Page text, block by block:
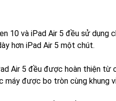
10 và iPad Air 5 đều sử dụng
hơn iPad Air 5 một chút.
Air 5 đều được hoàn thiện
được bo tròn cùng khung